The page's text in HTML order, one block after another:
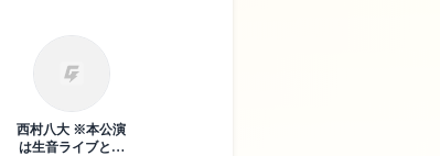
西村八大 ※本公演
は生音ライブとな